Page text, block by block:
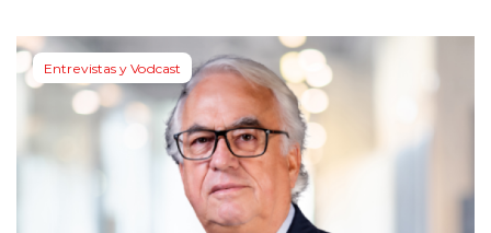
Entrevistas y Vodcast